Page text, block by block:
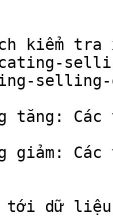
kiểm tra
selling-
tăng: Các
giảm:
tới dữ liệu